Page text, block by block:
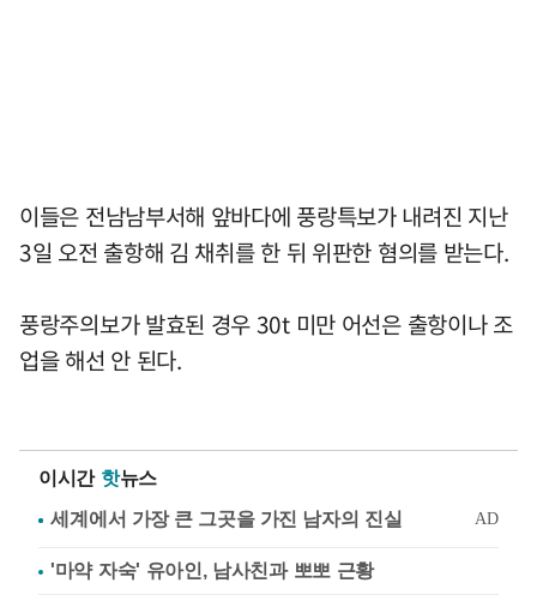
이들은 전남남부서해 앞바다에 풍랑특보가 내려진 지난
3일 오전 출항해 김 채취를 한 뒤 위판한 혐의를 받는다.
풍랑주의보가 발효된 경우 30t 미만 어선은 출항이나 조
업을 해선 안 된다.
이시간 핫뉴스
'마약 자숙' 유아인, 남사친과 뽀뽀 근황